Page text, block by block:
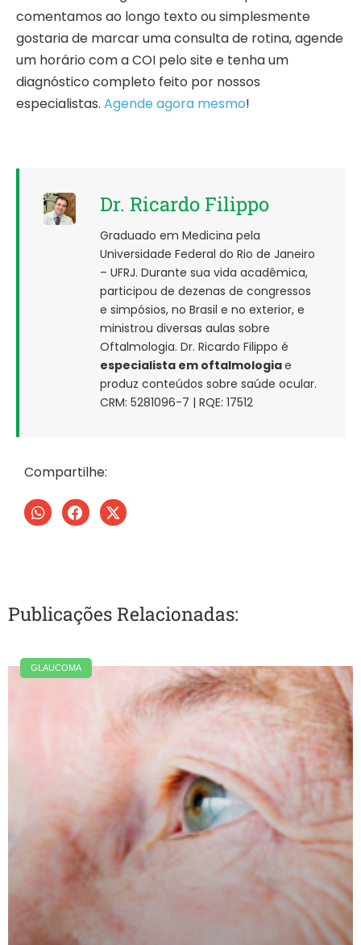
comentamos ao longo texto ou simplesmente
gostaria de marcar uma consulta de rotina, agende
um horário com a COI pelo site e tenha um
diagnóstico completo feito por nossos
especialistas. Agende agora mesmo!
Dr. Ricardo Filippo
Graduado em Medicina pela
Universidade Federal do Rio de Janeiro
– UFRJ. Durante sua vida acadêmica,
participou de dezenas de congressos
e simpósios, no Brasil e no exterior, e
ministrou diversas aulas sobre
Oftalmologia. Dr. Ricardo Filippo é
especialista em oftalmologiae
produz conteúdos sobre saúde ocular.
CRM: 5281096-7 | RQE: 17512
Compartilhe:
Publicações Relacionadas:
GLAUCOMA